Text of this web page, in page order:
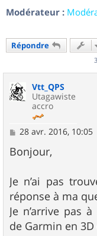
Modérateur :
Répondre
Vtt_QPS
Utagawiste
accro
M
s
s
g
e
28 avr. 2016, 10:05
Bonjour,
Je n’ai pas
réponse à ma
Je n’arrive pas
de Garmin en